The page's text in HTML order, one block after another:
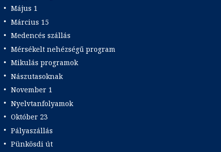
Május 1
Március 15
Medencés szállás
Mérsékelt nehézségű program
Mikulás programok
Nászutasoknak
November 1
Nyelvtanfolyamok
Október 23
Pályaszállás
Pünkösdi út